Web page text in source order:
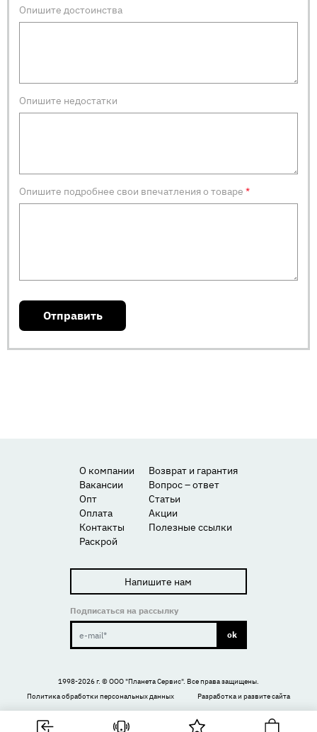
Опишите достоинства
Опишите недостатки
Опишите подробнее свои впечатления о товаре*
О компании
Вакансии
Опт
Оплата
Контакты
Раскрой
Возврат и гарантия
Вопрос – ответ
Статьи
Акции
Полезные ссылки
Напишите нам
Подписаться на рассылку
ok
1998-2026 г. ©ООО "Планета Сервис". Все права защищены.
Политика обработки персональных данных
Разработка и развите сайта